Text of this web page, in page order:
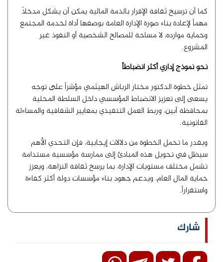
كما أن ترسيخ ثقافة الإقرار بالذمة المالية يمكن أن يشكل مدخلاً
مهماً لإعادة بناء صورة الإدارة العامة بوصفها أداة لخدمة المجتمع
وحماية موارده، لا مساحة للمصالح الشخصية أو النفوذ غير
المشروع.
نحو نموذج إداري أكثر انضباطاً
تمثل خطوة الدكتور مختار الرباش الهيثمي مؤشراً على توجه
يسعى إلى تعزيز الانضباط المؤسسي داخل السلطة المحلية
بمحافظة أبين، وربط العمل التنفيذي بمعايير الشفافية والمساءلة
القانونية.
وبقدر ما تحمل الخطوة من دلالات إيجابية، فإن التحدي الأهم
سيظل في تحويل هذه المبادئ إلى ممارسة مؤسسية مستدامة
تشمل مختلف مستويات الإدارة، بما يرسخ ثقافة النزاهة، ويعزز
حماية المال العام، ويدعم جهود بناء مؤسسات دولة أكثر كفاءة
واستقراراً.
شارك